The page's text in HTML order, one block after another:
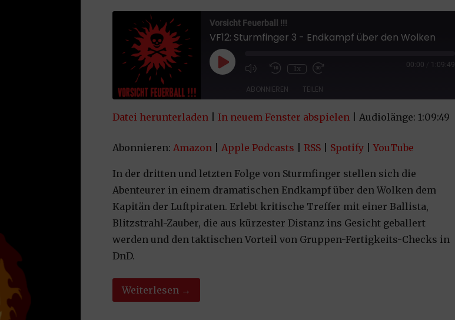
Vorsicht Feuerball !!!
VF12: Sturmfinger 3 - Endkampf über den Wolken
Play Episode 1x 00:00 1:09:49
ABONNIEREN TEILEN
RSS FEED
TEILEN
LINK
EMBED
Datei herunterladen |In neuem Fenster abspielen Audiolänge: 1:09:49
Abonnieren: Amazon Apple Podcasts RSS Spotify |YouTube
In der dritten und letzten Folge von Sturmfinger stellen sich die
Abenteurer in einem dramatischen Endkampf über den Wolken dem
Kapitän der Luftpiraten. Erlebt kritische Treffer mit einer Ballista,
Blitzstrahl-Zauber, die aus kürzester Distanz ins Gesicht geballert
werden und den taktischen Vorteil von Gruppen-Fertigkeits-Checks in
DnD.
Weiterlesen →